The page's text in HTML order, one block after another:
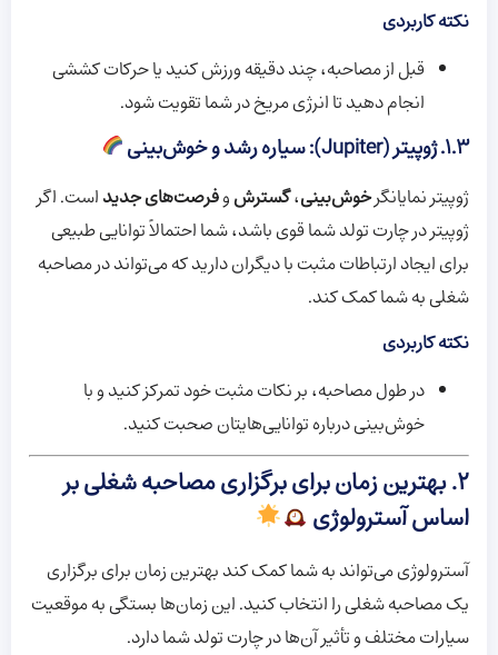
نکته کاربردی
قبل از مصاحبه، چند دقیقه ورزش کنید یا حرکات کششی
انجام دهید تا انرژی مریخ در شما تقویت شود.
۱.۳. ژوپیتر (Jupiter): سیاره رشد و خوش‌بینی
ژوپیتر نمایانگرخوش‌بینی،گسترشوفرصت‌های جدیداست. اگر
ژوپیتر در چارت تولد شما قوی باشد، شما احتمالاً توانایی طبیعی
برای ایجاد ارتباطات مثبت با دیگران دارید که می‌تواند در مصاحبه
شغلی به شما کمک کند.
نکته کاربردی
در طول مصاحبه، بر نکات مثبت خود تمرکز کنید و با
خوش‌بینی درباره توانایی‌هایتان صحبت کنید.
۲. بهترین زمان برای برگزاری مصاحبه شغلی بر
اساس آسترولوژی
آسترولوژی می‌تواند به شما کمک کند بهترین زمان برای برگزاری
یک مصاحبه شغلی را انتخاب کنید. این زمان‌ها بستگی به موقعیت
سیارات مختلف و تأثیر آن‌ها در چارت تولد شما دارد.